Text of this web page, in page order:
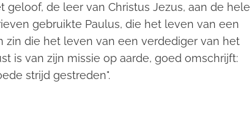
de leer van Christus Jezus, aan de hele
gebruikte Paulus, die het leven van een
die het leven van een verdediger van het
is van zijn missie op aarde, goed omschrijft:
strijd gestreden".